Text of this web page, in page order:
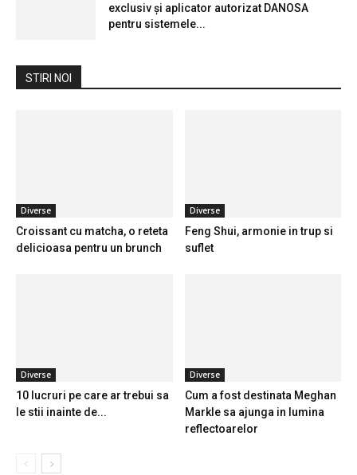
exclusiv și aplicator autorizat DANOSA
pentru sistemele...
STIRI NOI
Diverse
Croissant cu matcha, o reteta
delicioasa pentru un brunch
Diverse
Feng Shui, armonie in trup si
suflet
Diverse
10 lucruri pe care ar trebui sa
le stii inainte de...
Diverse
Cum a fost destinata Meghan
Markle sa ajunga in lumina
reflectoarelor